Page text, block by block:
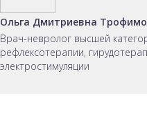
Ольга Дмитриевна
Врач-невролог высшей
рефлексотерапии,
электростимуляции